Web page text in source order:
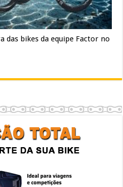
das bikes da equipe Factor no